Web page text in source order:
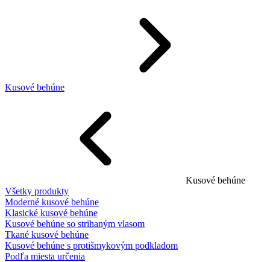
Kusové behúne
Kusové behúne
Všetky produkty
Moderné kusové behúne
Klasické kusové behúne
Kusové behúne so strihaným vlasom
Tkané kusové behúne
Kusové behúne s protišmykovým podkladom
Podľa miesta určenia